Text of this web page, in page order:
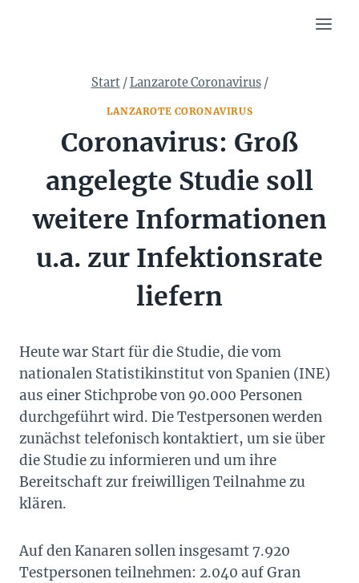
Start /Lanzarote Coronavirus /
LANZAROTE CORONAVIRUS
Coronavirus: Groß
angelegte Studie soll
weitere Informationen
u.a. zur Infektionsrate
liefern
Heute war Start für die Studie, die vom
nationalen Statistikinstitut von Spanien (INE)
aus einer Stichprobe von 90.000 Personen
durchgeführt wird. Die Testpersonen werden
zunächst telefonisch kontaktiert, um sie über
die Studie zu informieren und um ihre
Bereitschaft zur freiwilligen Teilnahme zu
klären.
Auf den Kanaren sollen insgesamt 7.920
Testpersonen teilnehmen: 2.040 auf Gran